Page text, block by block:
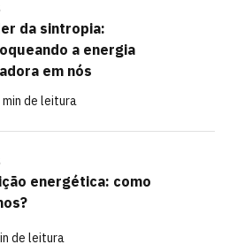
da sintropia:
a energia
em nós
de leitura
energética: como
de leitura